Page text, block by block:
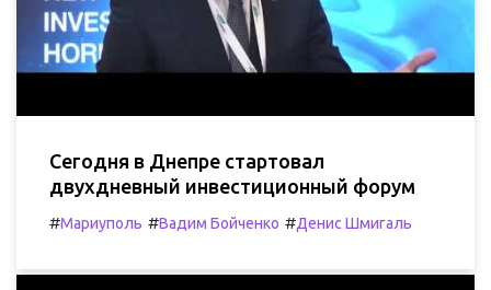
Сегодня в Днепре стартовал
двухдневный инвестиционный форум
#Мариуполь #Вадим Бойченко #Денис Шмигаль